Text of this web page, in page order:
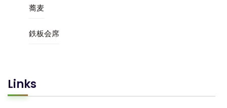
蕎麦
鉄板会席
Links